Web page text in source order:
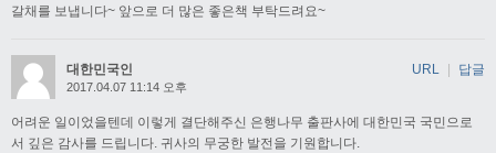
갈채를 보냅니다~ 앞으로 더 많은 좋은책 부탁드려요~
대한민국인
2017.04.07 11:14 오후
어려운 일이었을텐데 이렇게 결단해주신 은행나무 출판사에 대한민국 국민으로
서 깊은 감사를 드립니다. 귀사의 무궁한 발전을 기원합니다.
URL 답글